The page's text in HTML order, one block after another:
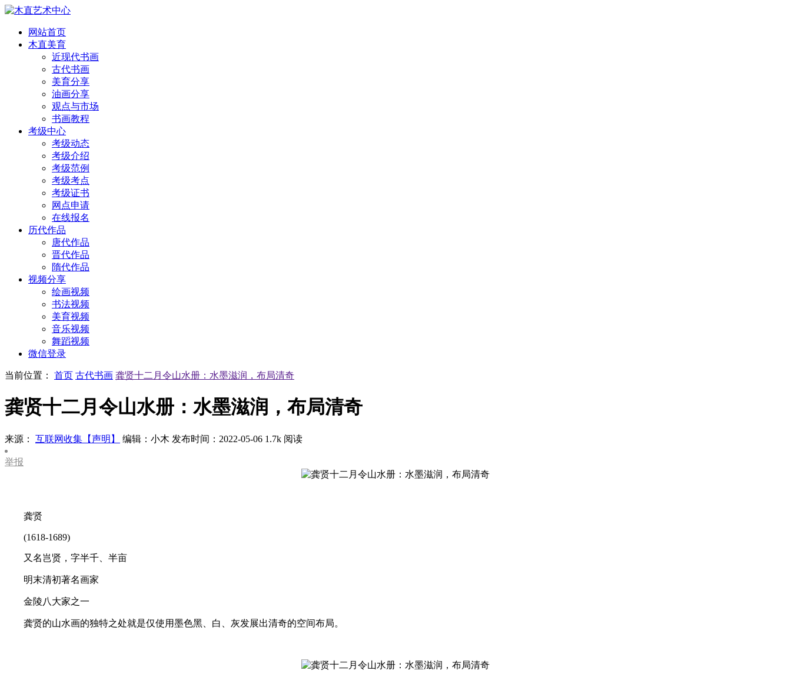
网站首页
木直美育
近现代书画
古代书画
美育分享
油画分享
观点与市场
书画教程
考级中心
考级动态
考级介绍
考级范例
考级考点
考级证书
网点申请
在线报名
历代作品
唐代作品
晋代作品
隋代作品
视频分享
绘画视频
书法视频
美育视频
音乐视频
舞蹈视频
微信登录
当前位置： 首页 古代书画 龚贤十二月令山水册：水墨滋润，布局清奇
龚贤十二月令山水册：水墨滋润，布局清奇
来源： 互联网收集【声明】 编辑：小木 发布时间：2022-05-06 1.7k 阅读
举报
龚贤
(1618-1689)
又名岂贤，字半千、半亩
明末清初著名画家
金陵八大家之一
龚贤的山水画的独特之处就是仅使用墨色黑、白、灰发展出清奇的空间布局。